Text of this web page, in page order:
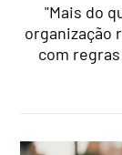
"Mais do
organização
com